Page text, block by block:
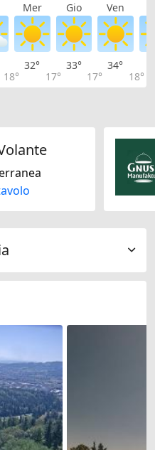
Mer Gio Ven
18°
32°
17°
33°
17°
34°
18°